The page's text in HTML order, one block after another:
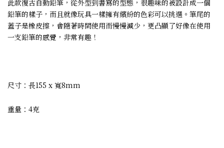
此款復古自動鉛筆，從外型到書寫的型態，很趣味的被設計成一個
鉛筆的樣子，而且就像玩具一樣擁有繽紛的色彩可以挑選。筆尾的
蓋子是橡皮擦，會隨著時間使用而慢慢減少，更凸顯了好像在使用
一支鉛筆的感覺，非常有趣！
尺寸：長155 x 寬8mm
重量：4克